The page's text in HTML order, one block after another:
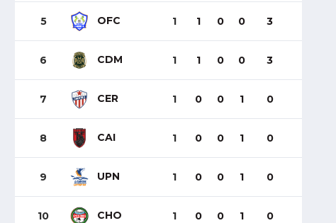
5 OFC 1 1 0 0 3
6 CDM 1 1 0 0 3
7 CER 1 0 0 1 0
8 CAI 1 0 0 1 0
9 UPN 1 0 0 1 0
10 CHO 1 0 0 1 0